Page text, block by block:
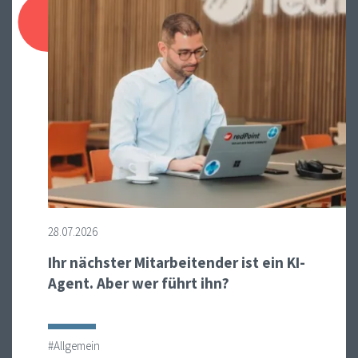
28.07.2026
Ihr nächster Mitarbeitender ist ein KI-
Agent. Aber wer führt ihn?
#Allgemein